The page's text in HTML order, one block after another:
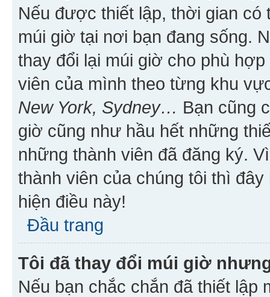
Nếu được thiết lập, thời gian
múi giờ tại nơi bạn đang sống.
thay đổi lại múi giờ cho phù
viên của mình theo từng khu
New York, Sydney… Bạn cũng
giờ cũng như hầu hết những
những thành viên đã đăng ký.
thành viên của chúng tôi thì
hiện điều này!
Đầu trang
Tôi đã thay đổi múi giờ
Nếu bạn chắc chắn đã thiết lập